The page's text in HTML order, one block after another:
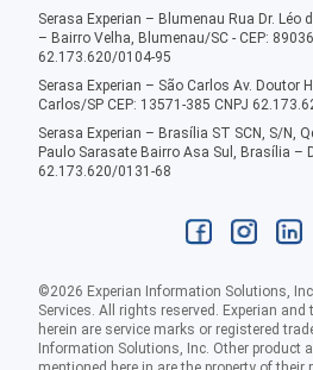
Serasa Experian – Blumenau Rua Dr. Léo
– Bairro Velha, Blumenau/SC - CEP:
62.173.620/0104-95
Serasa Experian – São Carlos Av. Doutor
Carlos/SP CEP: 13571-385 CNPJ
Serasa Experian – Brasília ST SCN, S/N,
Paulo Sarasate Bairro Asa Sul, Brasília –
62.173.620/0131-68
©2026 Experian Information Solutions,
Services. All rights reserved. Experian and
herein are service marks or registered
Information Solutions, Inc. Other product